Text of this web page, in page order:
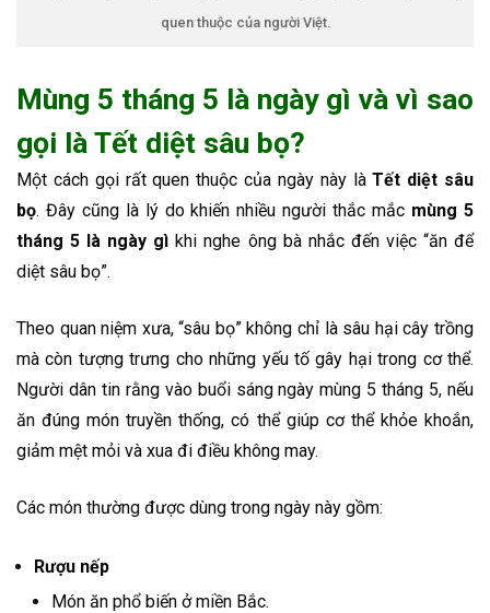
quen thuộc của người Việt.
Mùng 5 tháng 5 là ngày gì và vì sao
gọi là Tết diệt sâu bọ?
Một cách gọi rất quen thuộc của ngày này làTết diệt sâu
bọ. Đây cũng là lý do khiến nhiều người thắc mắc mùng 5
tháng 5 là ngày gì khi nghe ông bà nhắc đến việc “ăn để
diệt sâu bọ”.
Theo quan niệm xưa, “sâu bọ” không chỉ là sâu hại cây trồng
mà còn tượng trưng cho những yếu tố gây hại trong cơ thể.
Người dân tin rằng vào buổi sáng ngày mùng 5 tháng 5, nếu
ăn đúng món truyền thống, có thể giúp cơ thể khỏe khoắn,
giảm mệt mỏi và xua đi điều không may.
Các món thường được dùng trong ngày này gồm:
Rượu nếp
Món ăn phổ biến ở miền Bắc.